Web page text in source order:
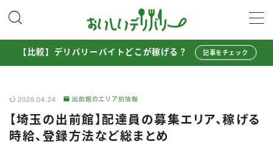
MENU
Uber Eats配達員ガイド
出前館配達員ガイド
【比較】デリバリーバイトどこが稼げる？ 記事をチェック
2026.04.24 出前館のエリア別情報
【埼玉の出前館】配達員の募集エリア、稼げる
時給、登録方法など総まとめ